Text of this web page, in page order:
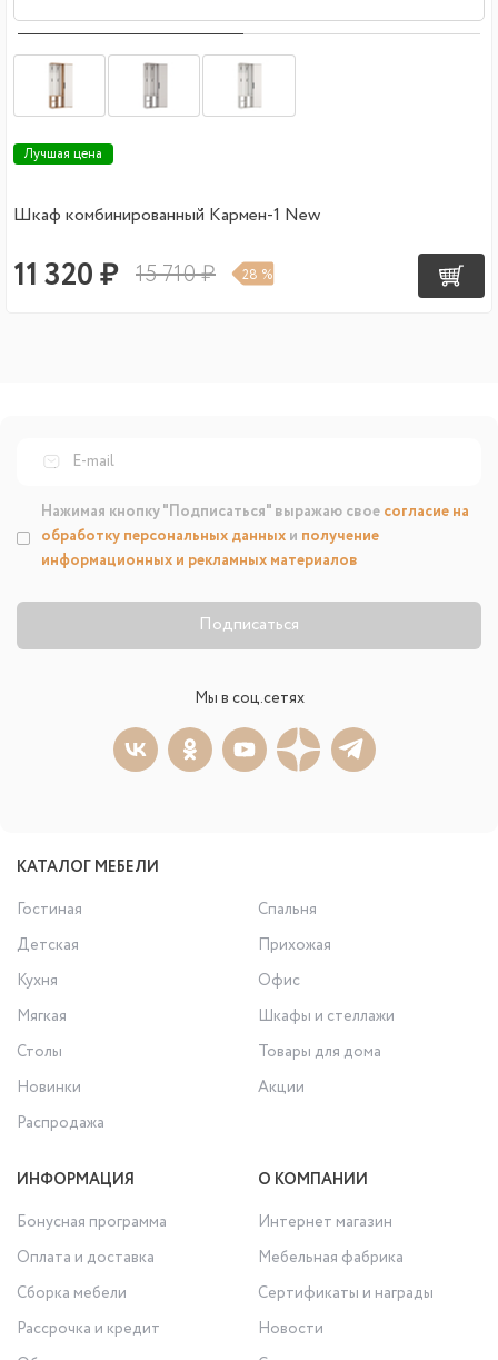
Лучшая цена
Шкаф комбинированный Кармен-1 New
11 320 ₽ 15 710 ₽ 28 %
Подписаться
Нажимая кнопку "Подписаться" выражаю свое согласие на
обработку персональных данных и получение
информационных и рекламных материалов
Мы в соц.сетях
КАТАЛОГ МЕБЕЛИ
Гостиная
Спальня
Детская
Прихожая
Кухня
Офис
Мягкая
Шкафы и стеллажи
Столы
Товары для дома
Новинки
Акции
Распродажа
ИНФОРМАЦИЯ
Бонусная программа
Оплата и доставка
Сборка мебели
Рассрочка и кредит
О КОМПАНИИ
Интернет магазин
Мебельная фабрика
Сертификаты и награды
Новости